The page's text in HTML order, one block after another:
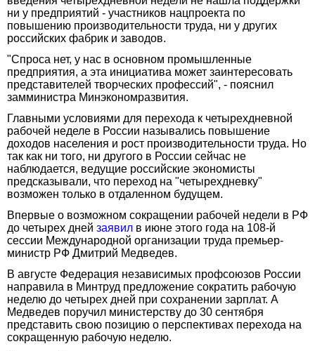
ни у предприятий - участников нацпроекта по
повышению производительности труда, ни у других
российских фабрик и заводов.
"Спроса нет, у нас в основном промышленные
предприятия, а эта инициатива может заинтересовать
представителей творческих профессий", - пояснил
замминистра Минэкономразвития.
Главными условиями для перехода к четырехдневной
рабочей неделе в России назывались повышение
доходов населения и рост производительности труда. Но
так как ни того, ни другого в России сейчас не
наблюдается, ведущие российские экономисты
предсказывали, что переход на "четырехдневку"
возможен только в отдаленном будущем.
Впервые о возможном сокращении рабочей недели в РФ
до четырех дней заявил в июне этого года на 108-й
сессии Международной организации труда премьер-
министр РФ Дмитрий Медведев.
В августе Федерация независимых профсоюзов России
направила в Минтруд предложение сократить рабочую
неделю до четырех дней при сохранении зарплат. А
Медведев поручил министерству до 30 сентября
представить свою позицию о перспективах перехода на
сокращенную рабочую неделю.